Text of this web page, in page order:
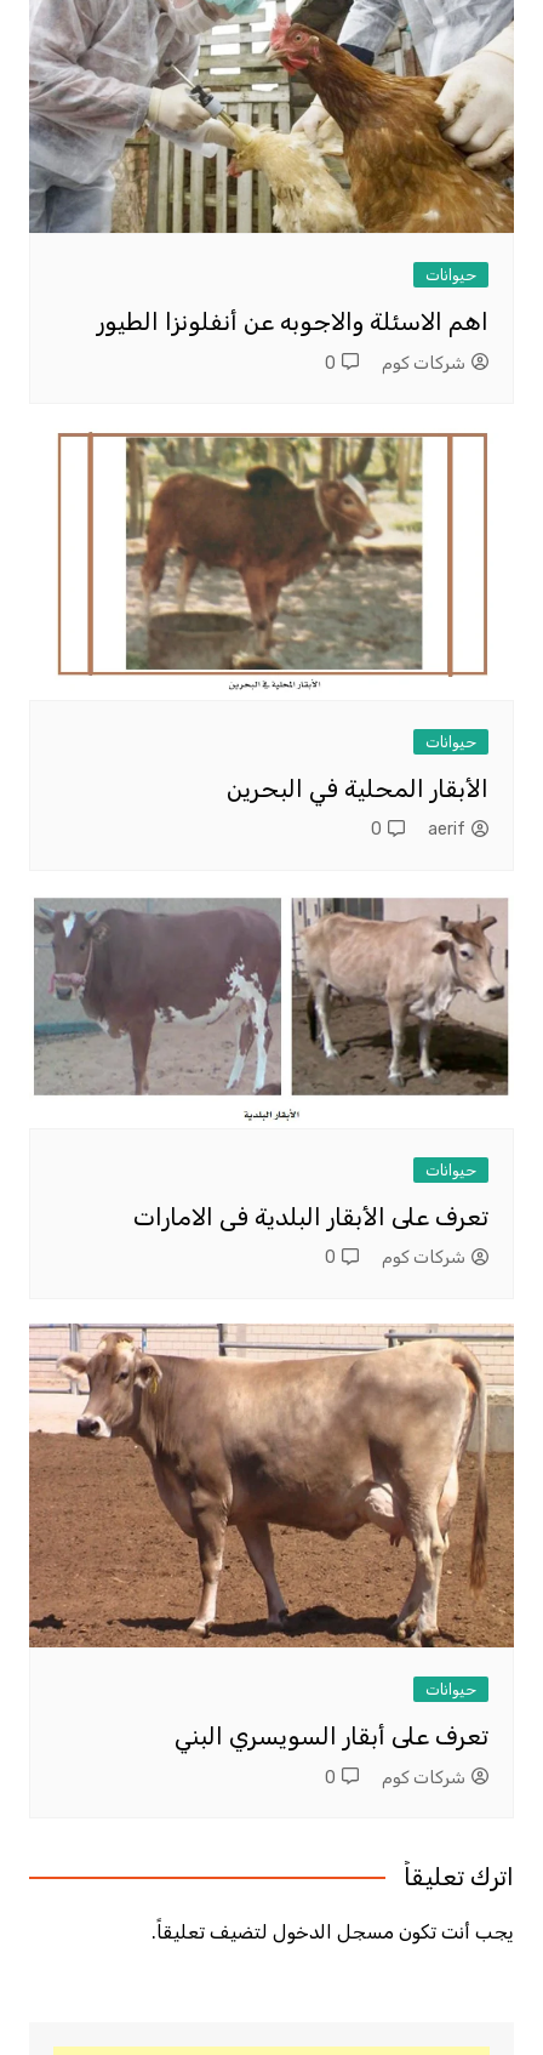
حيوانات
اهم الاسئلة والاجوبه عن أنفلونزا الطيور
شركات كوم 0
حيوانات
الأبقار المحلية في البحرين
aerif
0
حيوانات
تعرف على الأبقار البلدية فى الامارات
شركات كوم 0
حيوانات
تعرف على أبقار السويسري البني
شركات كوم 0
اترك تعليقاً
يجب أنت تكون مسجل الدخوللتضيف تعليقاً.